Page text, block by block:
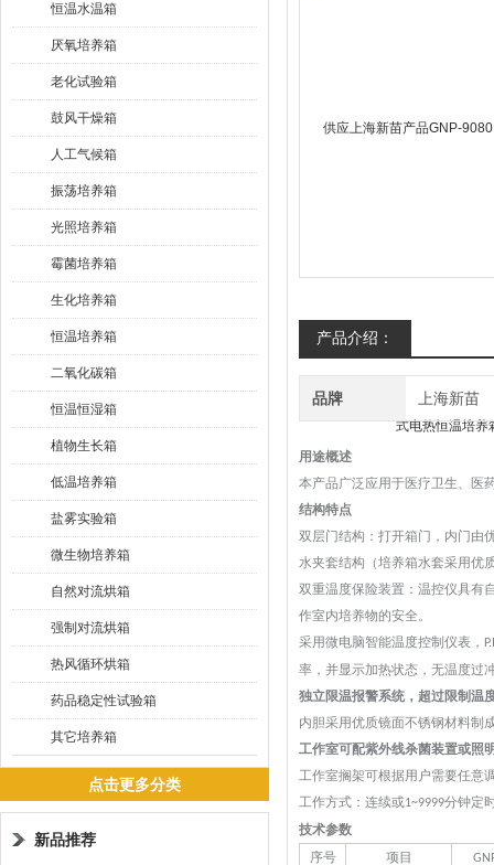
恒温水温箱
厌氧培养箱
老化试验箱
鼓风干燥箱
人工气候箱
振荡培养箱
光照培养箱
霉菌培养箱
生化培养箱
恒温培养箱
二氧化碳箱
恒温恒湿箱
植物生长箱
低温培养箱
盐雾实验箱
微生物培养箱
自然对流烘箱
强制对流烘箱
热风循环烘箱
药品稳定性试验箱
其它培养箱
点击更多分类
新品推荐
产品介绍：
品牌 上海新苗
用途概述
本产品广泛应用于医疗卫生、医
结构特点
双层门结构：打开箱门，内门由
水夹套结构（培养箱水套采用优
双重温度保险装置：温控仪具有
作室内培养物的安全。
采用微电脑智能温度控制仪表，
率，并显示加热状态，无温度过
独立限温报警系统，超过限制温
内胆采用优质镜面不锈钢材料制
工作室可配紫外线杀菌装置或照
工作室搁架可根据用户需要任意
工作方式：连续或1~9999分钟定
技术参数
序号
项目